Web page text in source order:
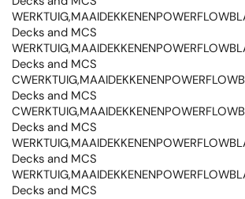
Decks and MCS
Decks and MCS
Decks and MCS
Decks and MCS
Decks and MCS
Decks and MCS